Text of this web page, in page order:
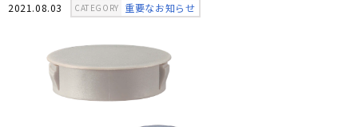
蝶番・ステー・周辺機器
FB・B
ファスナー・ラッチ錠・キャッチ・錠前装置・周
2021.08.03 CATEGORY 重要なお知らせ